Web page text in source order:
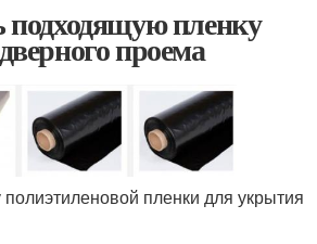
пленку
проема
пленки для укрытия